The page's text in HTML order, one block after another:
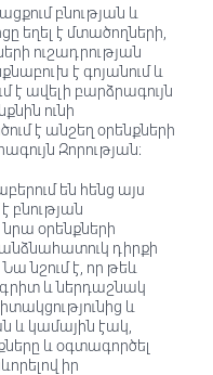
բնության և
եղել է մտածողների,
ուշադրության
է գոյանում և
է ավելի բարձրագույն
ունի
է անշեղ օրենքների
Զորության։
են հենց այս
բնության
օրենքների
դիրքի
նշում է, որ թեև
և ներդաշնակ
և
և կամային էակ,
և օգտագործել
իր